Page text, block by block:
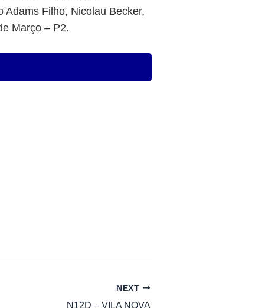
Adams Filho, Nicolau Becker,
Março – P2.
NEXT
N12D – VILA NOVA